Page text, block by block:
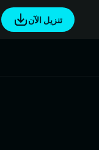
تنزيل الآن